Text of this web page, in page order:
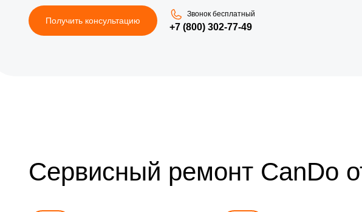
Получить консультацию
Звонок бесплатный
+7 (800) 302-77-49
Сервисный ремонт CanDo